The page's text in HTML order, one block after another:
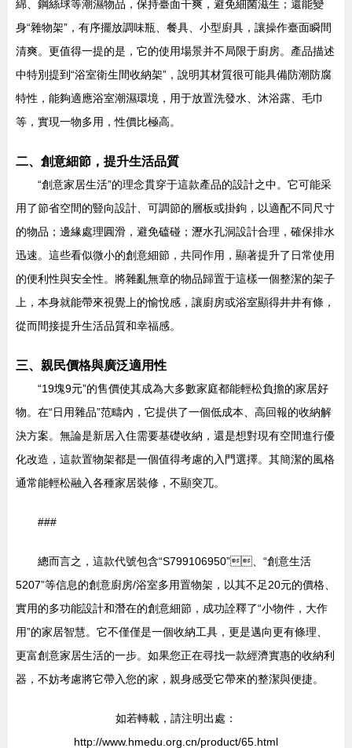
綿、鋼絲球等潮濕物品，保持臺面干爽，避免細菌滋生；還能變
身“雜物架”，有序擺放調味瓶、餐具、小型廚具，讓操作臺面瞬間
清爽。更值得一提的是，它的使用場景并不局限于廚房。產品描述
中特別提到“浴室衛生間收納架”，說明其材質很可能具備防潮防腐
特性，能夠適應浴室潮濕環境，用于放置洗發水、沐浴露、毛巾
等，實現一物多用，性價比極高。
二、創意細節，提升生活品質
“創意家居生活”的理念貫穿于這款產品的設計之中。它可能采
用了節省空間的豎向設計、可調節的層板或掛鉤，以適配不同尺寸
的物品；邊緣處理圓滑，避免磕碰；瀝水孔洞設計合理，確保排水
迅速。這些看似微小的創意細節，共同作用，顯著提升了日常使用
的便利性與安全性。將雜亂無章的物品歸置于這樣一個整潔的架子
上，本身就能帶來視覺上的愉悅感，讓廚房或浴室顯得井井有條，
從而間接提升生活品質和幸福感。
三、親民價格與廣泛適用性
“19塊9元”的售價使其成為大多數家庭都能輕松負擔的家居好
物。在“日用雜品”范疇內，它提供了一個低成本、高回報的收納解
決方案。無論是新居入住需要基礎收納，還是想對現有空間進行優
化改造，這款置物架都是一個值得考慮的入門選擇。其簡潔的風格
通常能輕松融入各種家居裝修，不顯突兀。
###
總而言之，這款代號包含“S799106950”、“創意生活
5207”等信息的創意廚房/浴室多用置物架，以其不足20元的價格、
實用的多功能設計和潛在的創意細節，成功詮釋了“小物件，大作
用”的家居智慧。它不僅僅是一個收納工具，更是邁向更有條理、
更富創意家居生活的一步。如果您正在尋找一款經濟實惠的收納利
器，不妨考慮將它帶入您的家，親身感受它帶來的整潔與便捷。
如若轉載，請注明出處：
http://www.hmedu.org.cn/product/65.html